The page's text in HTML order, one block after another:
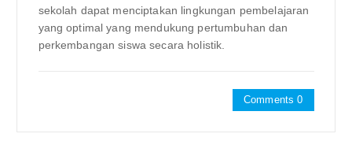
sekolah dapat menciptakan lingkungan pembelajaran
yang optimal yang mendukung pertumbuhan dan
perkembangan siswa secara holistik.
Comments 0